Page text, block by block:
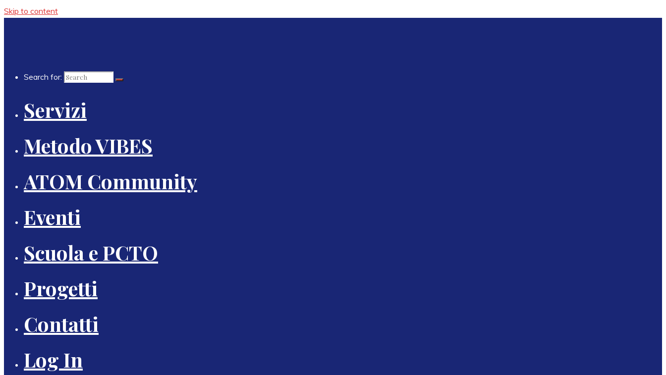
Skip to content
Search for:
Servizi
Metodo VIBES
ATOM Community
Eventi
Scuola e PCTO
Progetti
Contatti
Log In